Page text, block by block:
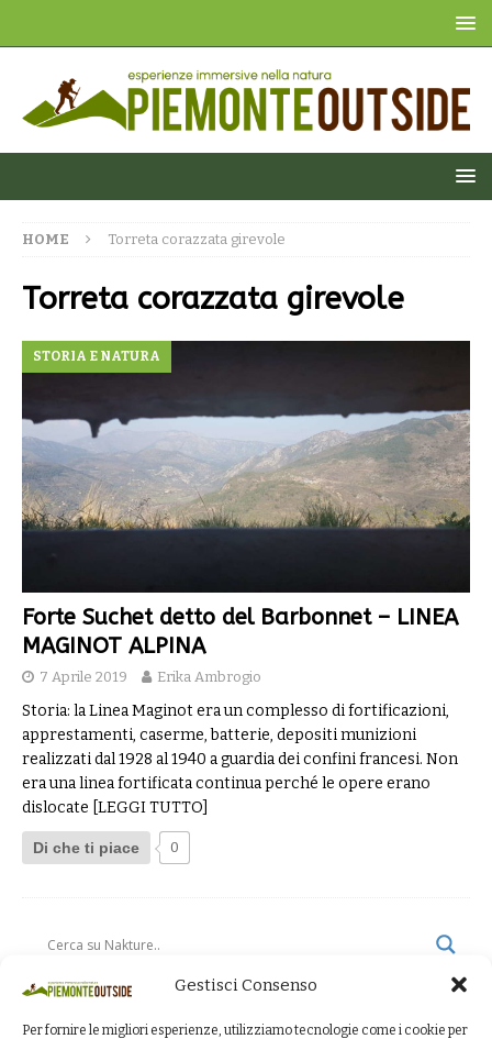
Gestisci Consenso
Per fornire le migliori esperienze, utilizziamo tecnologie come i cookie per
HOME Torreta corazzata girevole
Torreta corazzata girevole
STORIA E NATURA
Forte Suchet detto del Barbonnet – LINEA
MAGINOT ALPINA
7 Aprile 2019 Erika Ambrogio
Storia: la Linea Maginot era un complesso di fortificazioni,
apprestamenti, caserme, batterie, depositi munizioni
realizzati dal 1928 al 1940 a guardia dei confini francesi. Non
era una linea fortificata continua perché le opere erano
dislocate [LEGGI TUTTO]
Di che ti piace 0